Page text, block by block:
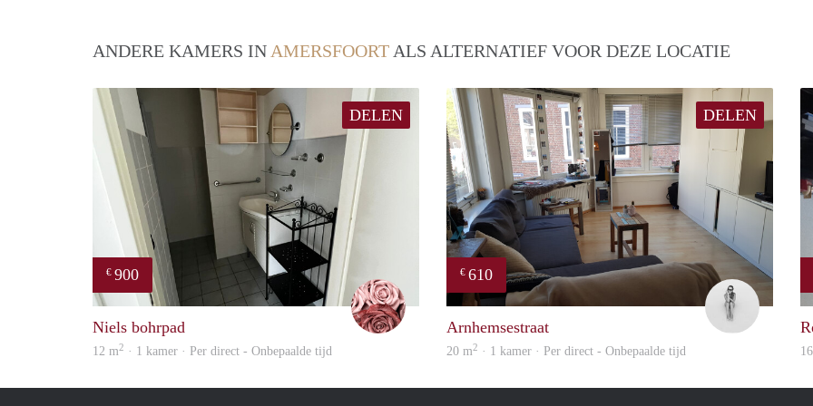
ANDERE KAMERS IN AMERSFOORT ALS ALTERNATIEF VOOR DEZE LOCATIE
DELEN
€ 900
Niels bohrpad
12 m2 · 1 kamer · Per direct - Onbepaalde tijd
DELEN
€ 610
Arnhemsestraat
20 m2 · 1 kamer · Per direct - Onbepaalde tijd